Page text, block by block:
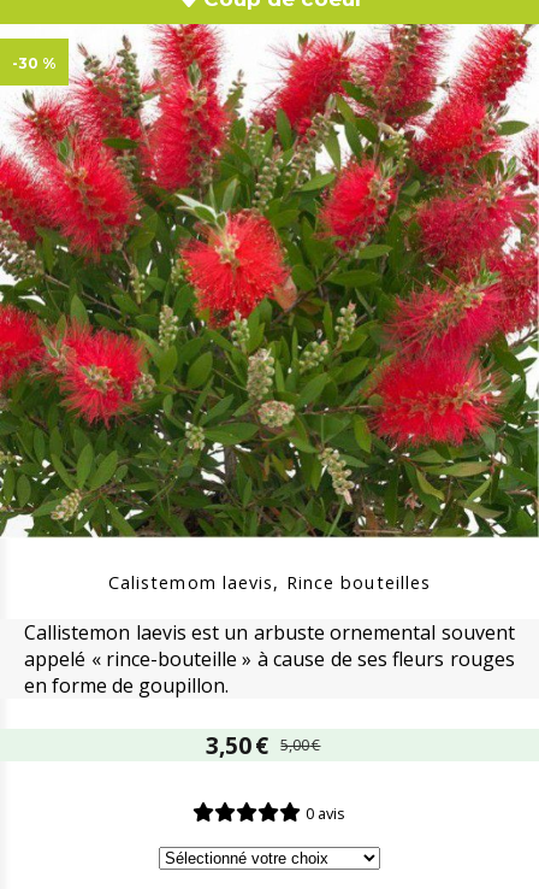
-30 %
Calistemom laevis, Rince bouteilles
Callistemon laevis est un arbuste ornemental souvent
appelé « rince-bouteille » à cause de ses fleurs rouges
en forme de goupillon.
3,50€ 5,00€
0 avis